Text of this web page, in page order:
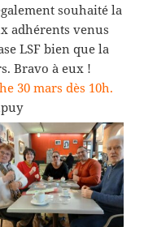
souhaité la
adhérents venus
LSF bien que la
Bravo à eux !
30 mars dès 10h.